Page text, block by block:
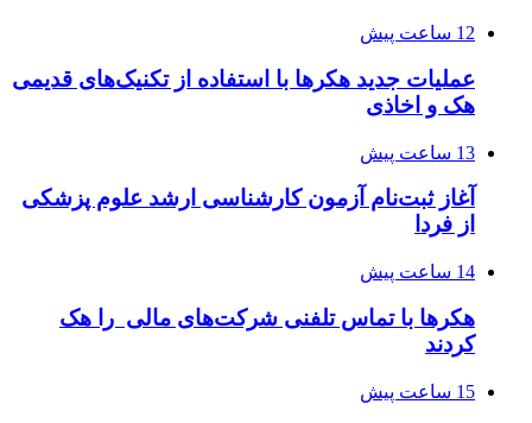
12 ساعت پیش
عملیات جدید هکرها با استفاده از تکنیک‌های قدیمی
هک و اخاذی
13 ساعت پیش
آغاز ثبت‌نام‌ آزمون کارشناسی ارشد علوم پزشکی
از فردا
14 ساعت پیش
هکرها با تماس تلفنی شرکت‌های مالی را هک
کردند
15 ساعت پیش